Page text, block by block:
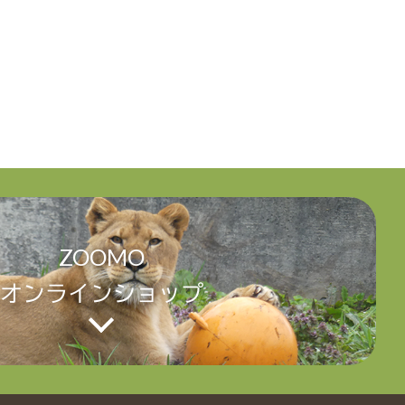
ZOOMO
オンラインショップ